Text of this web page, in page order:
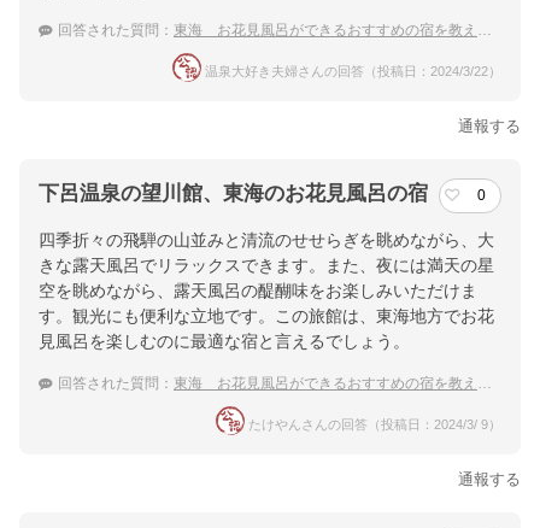
回答された質問： 東海 お花見風呂ができるおすすめの宿を教えてください
温泉大好き夫婦さんの回答（投稿日：2024/3/22）
通報する
下呂温泉の望川館、東海のお花見風呂の宿 0
四季折々の飛騨の山並みと清流のせせらぎを眺めながら、大
きな露天風呂でリラックスできます。また、夜には満天の星
空を眺めながら、露天風呂の醍醐味をお楽しみいただけま
す。観光にも便利な立地です。この旅館は、東海地方でお花
見風呂を楽しむのに最適な宿と言えるでしょう。
回答された質問： 東海 お花見風呂ができるおすすめの宿を教えてください
たけやんさんの回答（投稿日：2024/3/ 9）
通報する